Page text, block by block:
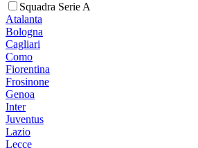
Squadra Serie A
Atalanta
Bologna
Cagliari
Como
Fiorentina
Frosinone
Genoa
Inter
Juventus
Lazio
Lecce